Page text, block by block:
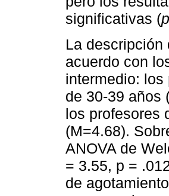
significativas (p
La descripción
acuerdo con
intermedio: los
de 30-39 años
los profesores
(M=4.68).
ANOVA de
= 3.55, p =
de